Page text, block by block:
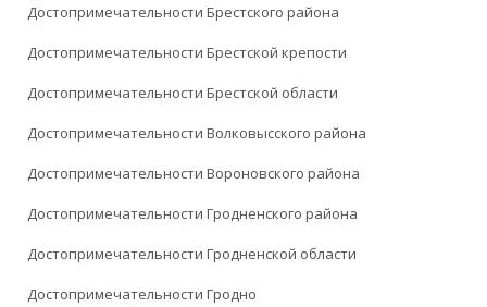
Достопримечательности Брестского района
Достопримечательности Брестской крепости
Достопримечательности Брестской области
Достопримечательности Волковысского района
Достопримечательности Вороновского района
Достопримечательности Гродненского района
Достопримечательности Гродненской области
Достопримечательности Гродно